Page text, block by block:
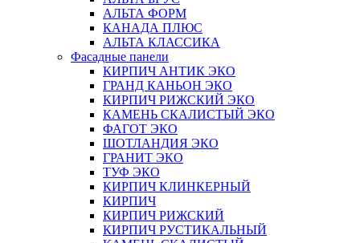
АЛЬТА ФОРМ
КАНАДА ПЛЮС
АЛЬТА КЛАССИКА
Фасадные панели
КИРПИЧ АНТИК ЭКО
ГРАНД КАНЬОН ЭКО
КИРПИЧ РИЖСКИЙ ЭКО
КАМЕНЬ СКАЛИСТЫЙ ЭКО
ФАГОТ ЭКО
ШОТЛАНДИЯ ЭКО
ГРАНИТ ЭКО
ТУФ ЭКО
КИРПИЧ КЛИНКЕРНЫЙ
КИРПИЧ
КИРПИЧ РИЖСКИЙ
КИРПИЧ РУСТИКАЛЬНЫЙ